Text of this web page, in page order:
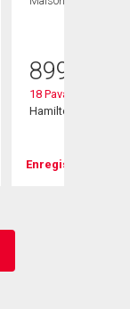
899 900
18 Pavarotti Court
Hamilton, ON
Enregistrer